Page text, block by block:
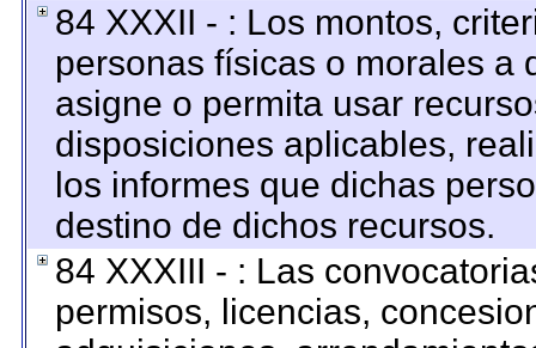
84 XXXII - : Los montos,
personas físicas o morales a
asigne o permita usar
disposiciones aplicables,
los informes que dichas
destino de dichos recursos.
84 XXXIII - : Las
permisos, licencias,